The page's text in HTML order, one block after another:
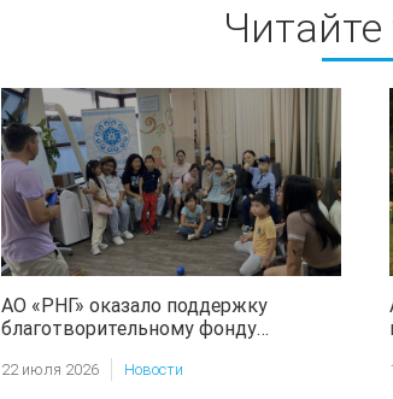
АО «РНГ» оказало поддержку
благотворительному фонду
22 июля 2026 Новости